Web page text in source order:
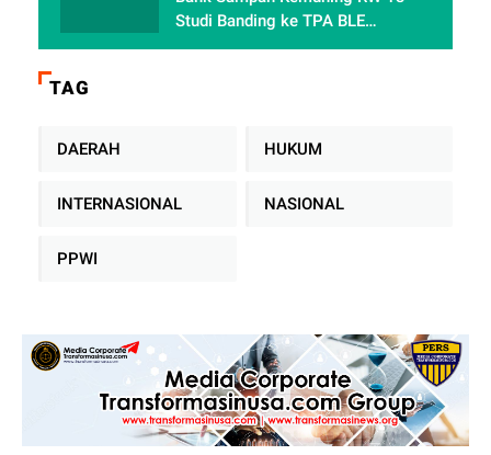
akademis Mahasiswa Fakultas
Studi Banding ke TPA BLE
Banyumas: Belajar Mengolah
TAG
DAERAH HUKUM
INTERNASIONAL NASIONAL
PPWI